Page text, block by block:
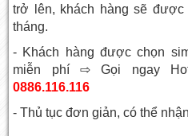
trở lên, khách hàng sẽ
tháng.
- Khách hàng được chọn
miễn phí⇨ Gọi ngay
0886.116.116
-Thủ tục đơn giản, có thể